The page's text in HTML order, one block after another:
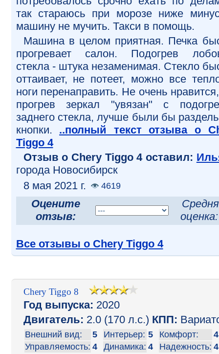
так стараюсь при морозе ниже
машину не мучить. Такси в помощь.
Машина в целом приятная. Печка
прогревает салон. Подогрев
стекла - штука незаменимая. Стекло
оттаивает, не потеет, можно все
ноги перенаправить. Не очень
прогрев зеркал "увязан" с
заднего стекла, лучше были бы
кнопки. ..полный текст отзыва о
Tiggo 4
Отзыв o Chery Tiggo 4 оставил:
города Новосибирск
8 мая 2021 г.
4619
Оцените
отзыв:
Все отзывы о Chery Tiggo 4
Chery Tiggo 8
Год выпуска: 2020
Двигатель: 2.0 (170 л.с.) КПП:
Внешний вид: 5 Интерьер: 5 Комфорт:
4
Управляемость: 4 Динамика: 4 Надежность: 4